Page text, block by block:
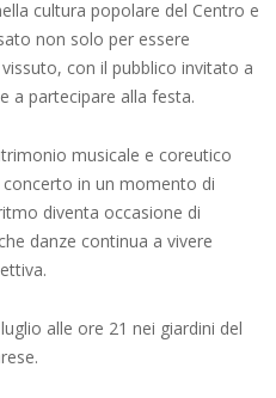
cultura popolare del Centro e
non solo per essere
con il pubblico invitato a
a partecipare alla festa.
musicale e coreutico
in un momento di
diventa occasione di
danze continua a vivere
alle ore 21 nei giardini del